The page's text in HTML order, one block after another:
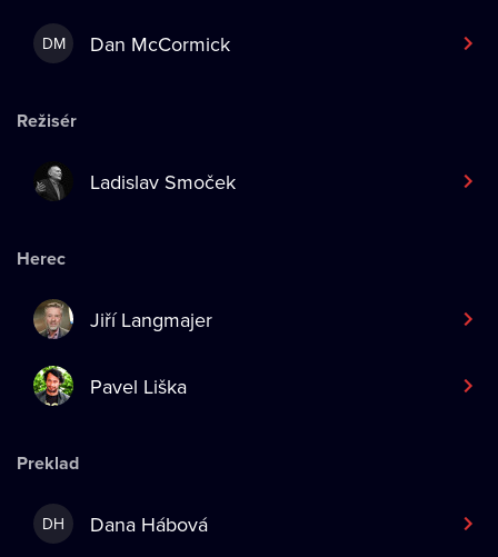
DM Dan McCormick
Režisér
Ladislav Smoček
Herec
Jiří Langmajer
Pavel Liška
Preklad
DH Dana Hábová